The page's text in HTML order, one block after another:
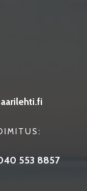
553 8857